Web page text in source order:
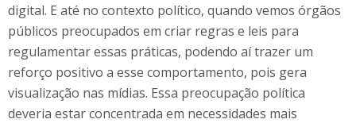
digital. E até no contexto político, quando vemos órgãos
públicos preocupados em criar regras e leis para
regulamentar essas práticas, podendo aí trazer um
reforço positivo a esse comportamento, pois gera
visualização nas mídias. Essa preocupação política
deveria estar concentrada em necessidades mais